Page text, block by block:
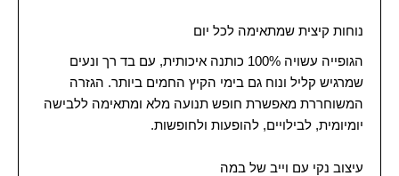
נוחות קיצית שמתאימה לכל יום
הגופייה עשויה 100% כותנה איכותית, עם בד רך ונעים
שמרגיש קליל ונוח גם בימי הקיץ החמים ביותר. הגזרה
המשוחררת מאפשרת חופש תנועה מלא ומתאימה ללבישה
יומיומית, לבילויים, להופעות ולחופשות.
עיצוב נקי עם וייב של במה